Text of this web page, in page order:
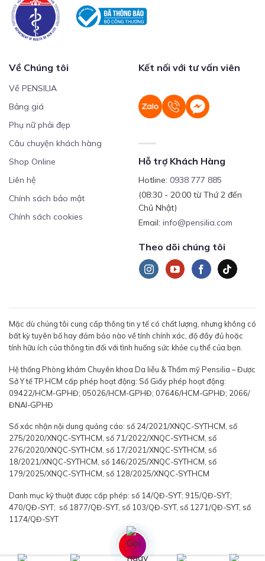
Về Chúng tôi
Về PENSILIA
Bảng giá
Phụ nữ phải đẹp
Câu chuyện khách hàng
Shop Online
Liên hệ
Chính sách bảo mật
Chính sách cookies
Kết nối với tư vấn viên
Hỗ trợ Khách Hàng
Hotline: 0938 777 885
(08:30 - 20:00 từ Thứ 2 đến
Chủ Nhật)
Email: info@pensilia.com
Theo dõi chúng tôi
Mặc dù chúng tôi cung cấp thông tin y tế có chất lượng, nhưng không có
bất kỳ tuyên bố hay đảm bảo nào về tính chính xác, độ đầy đủ hoặc
tính hữu ích của thông tin đối với tình huống sức khỏe cụ thể của bạn.
Hệ thống Phòng khám Chuyên khoa Da liễu & Thẩm mỹ Pensilia – Được
Sở Y tế TP.HCM cấp phép hoạt động: Số Giấy phép hoạt động:
09422/HCM-GPHĐ; 05026/HCM-GPHĐ; 07646/HCM-GPHĐ; 2066/
ĐNAI-GPHĐ
Số xác nhận nội dung quảng cáo: số 24/2021/XNQC-SYTHCM, số
275/2020/XNQC-SYTHCM, số 71/2022/XNQC-SYTHCM, số
276/2020/XNQC-SYTHCM, số 17/2021/XNQC-SYTHCM, số
18/2021/XNQC-SYTHCM, số 146/2025/XNQC-SYTHCM, số
179/2025/XNQC-SYTHCM, số 128/2025/XNQC-SYTHCM
Danh mục kỹ thuật được cấp phép: số 14/QĐ-SYT; 915/QĐ-SYT;
470/QĐ-SYT; số 1877/QĐ-SYT, số 103/QĐ-SYT, số 1271/QĐ-SYT, số
1174/QĐ-SYT